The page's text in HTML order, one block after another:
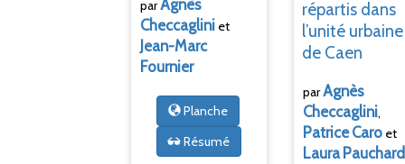
parAgnès
Checcagliniet
Jean-Marc
Fournier
Planche
Résumé
répartis dans
l’unité urbaine
de Caen
parAgnès
Checcaglini,
Patrice Caroet
Laura Pauchard